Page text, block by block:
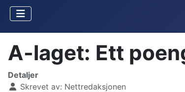
A-laget: Ett
Detaljer
Skrevet av: Nettredaksjonen